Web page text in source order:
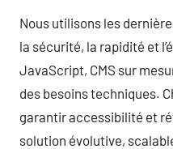
Nous utilisons les
la sécurité, la rapidité et
JavaScript, CMS sur
des besoins techniques.
garantir accessibilité et
solution évolutive,